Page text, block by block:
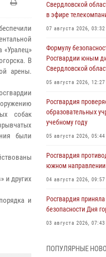
В
арены.
собак
были
и других
и
Свердловской
в эфире
07 августа 2026, 03:32
Формулу
Росгвардии юным
Свердловской
05 августа 2026, 12:27
Росгвардия
образовательных
учебному году
05 августа 2026, 05:44
Росгвардия
южном
04 августа 2026, 09:57
Росгвардия
безопасности Дня
03 августа 2026, 07:43
межведомственном
ПОПУЛЯРНЫЕ